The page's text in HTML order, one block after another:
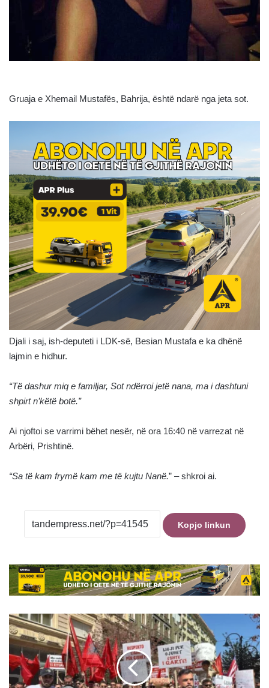
Gruaja e Xhemail Mustafës, Bahrija, është ndarë nga jeta sot.
Djali i saj, ish-deputeti i LDK-së, Besian Mustafa e ka dhënë
lajmin e hidhur.
“Të dashur miq e familjar, Sot ndërroi jetë nana, ma i dashtuni
shpirt n’këtë botë.”
Ai njoftoi se varrimi bëhet nesër, në ora 16:40 në varrezat në
Arbëri, Prishtinë.
“Sa të kam frymë kam me të kujtu Nanë.” – shkroi ai.
Kopjo linkun
Studentët
në
Prishtinë
protestojnë
nesër
para